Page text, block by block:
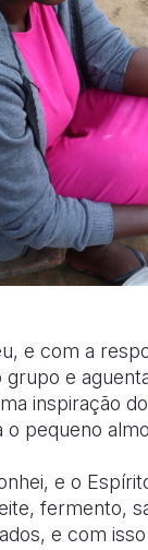
e com a
e
inspiração
o pequeno
e o
fermento,
e com